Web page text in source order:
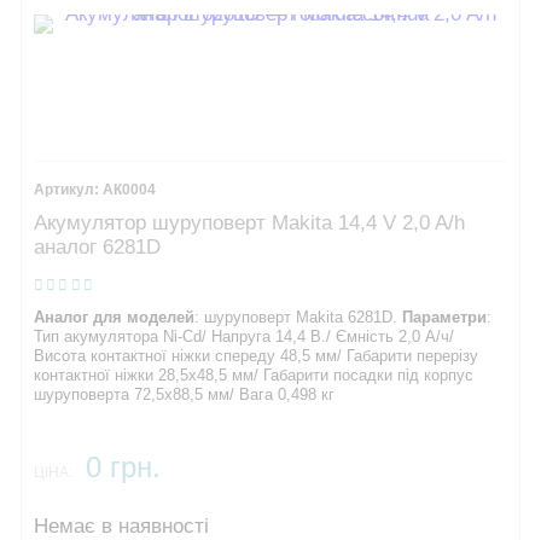
АК0004
Акумулятор шуруповерт Makita 14,4 V 2,0 A/h
аналог 6281D
Аналог для моделей: шуруповерт Makita 6281D. Параметри:
Тип акумулятора Ni-Cd/ Напруга 14,4 В./ Ємність 2,0 А/ч/
Висота контактної ніжки спереду 48,5 мм/ Габарити перерізу
контактної ніжки 28,5х48,5 мм/ Габарити посадки під корпус
шуруповерта 72,5х88,5 мм/ Вага 0,498 кг
0 грн.
Немає в наявності